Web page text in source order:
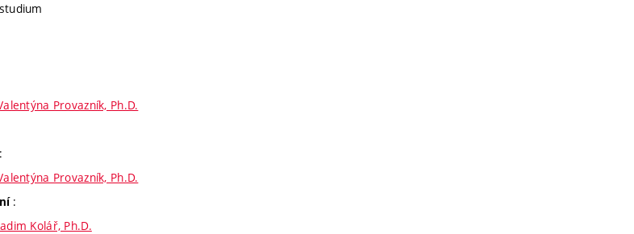
Provazník, Ph.D.
:
Provazník, Ph.D.
:
Kolář, Ph.D.